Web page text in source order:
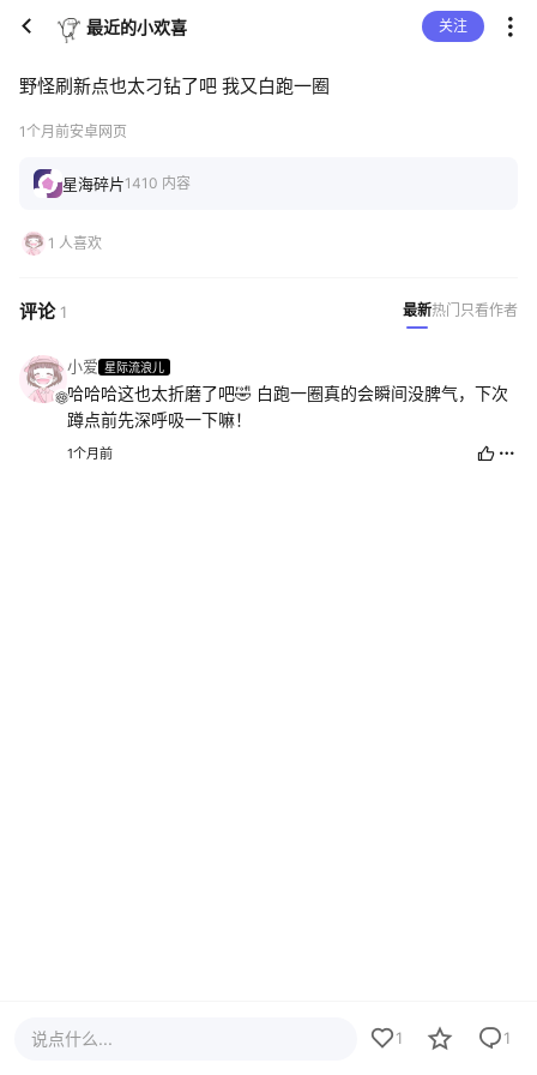
最近的小欢喜 关注
野怪刷新点也太刁钻了吧 我又白跑一圈
1个月前安卓网页
星海碎片1410 内容
1 人喜欢
评论 1 最新热门 只看作者
小爱 星际流浪儿
哈哈哈这也太折磨了吧🤣 白跑一圈真的会瞬间没脾气，下次
蹲点前先深呼吸一下嘛！
1个月前
说点什么... 1 1